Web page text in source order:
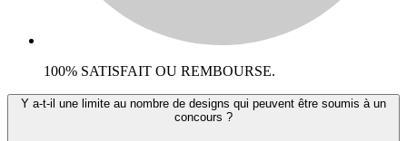
100% SATISFAIT OU REMBOURSE.
Y a-t-il une limite au nombre de designs qui peuvent être soumis à un
concours ?